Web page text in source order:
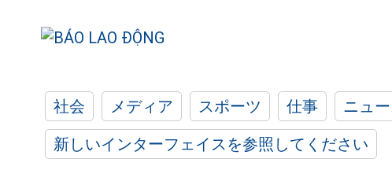
社会 メディア スポーツ 仕事 ニュ
新しいインターフェイスを参照してください